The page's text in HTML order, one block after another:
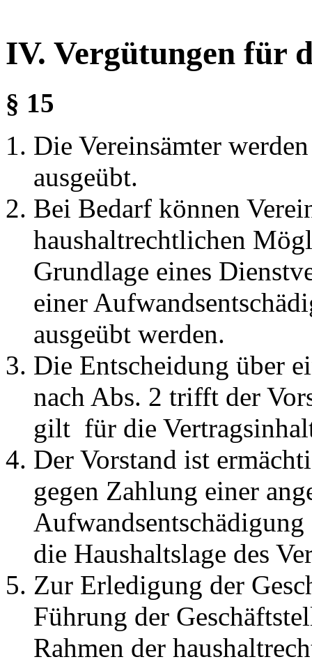
IV. Vergütungen für
§ 15
Die Vereinsämter
ausgeübt.
Bei Bedarf können
haushaltrechtlichen
Grundlage eines
einer
ausgeübt werden.
Die Entscheidung über
nach Abs. 2 trifft der
gilt für die
Der Vorstand ist
gegen Zahlung einer
die Haushaltslage des
Zur Erledigung der
Führung der
Rahmen der